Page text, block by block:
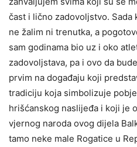
čast i lično zadovoljstvo. Sada
ne žalim ni trenutka, a
sam godinama bio uz i oko
zadovoljstava, pa i ovo da
prvim na događaju koji
tradiciju koja simbolizuje
hrišćanskog naslijeđa i koji je
vjernog naroda ovog dijela
tamo neke male Rogatice u